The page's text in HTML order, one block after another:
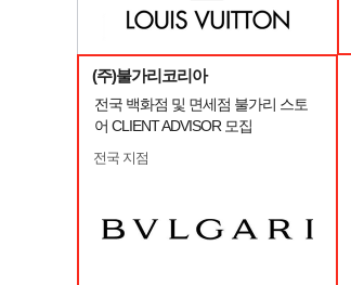
(주)불가리코리아
전국 백화점 및 면세점 불가리 스토
어 CLIENT ADVISOR 모집
전국 지점